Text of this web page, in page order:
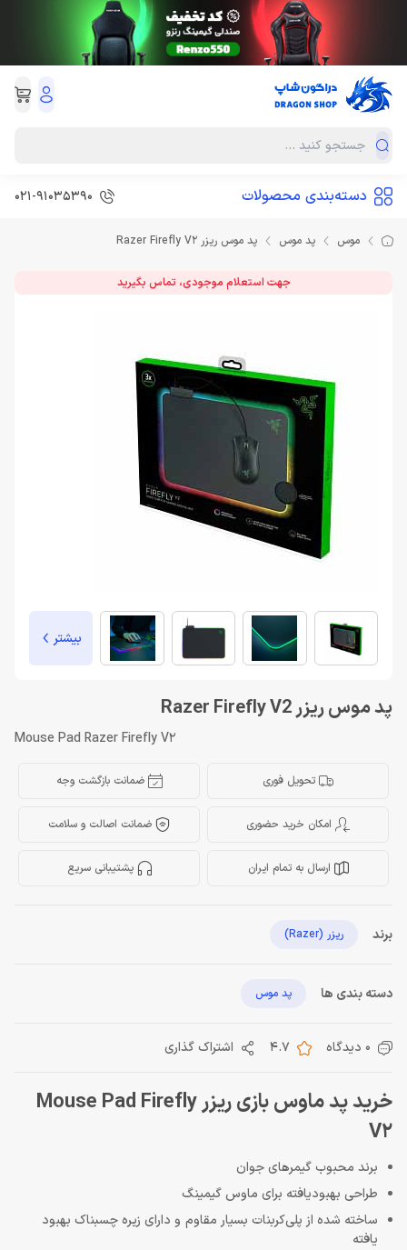
دسته‌بندی محصولات 021-91035390
موس پد موس پد موس ریزر Razer Firefly V2
جهت استعلام موجودی، تماس بگیرید
بیشتر
پد موس ریزر Razer Firefly V2
Mouse Pad Razer Firefly V2
تحویل فوری ضمانت بازگشت وجه
امکان خرید حضوری ضمانت اصالت و سلامت
ارسال به تمام ایران پشتیبانی سریع
برند ریزر (Razer)
دسته بندی ها پد موس
0 دیدگاه 4.7 اشتراک گذاری
خرید پد ماوس بازی ریزر Mouse Pad Firefly
V2
برند محبوب گیمرهای جوان
طراحی بهبودیافته برای ماوس گیمینگ
ساخته شده از پلی‌کربنات بسیار مقاوم و دارای زیره چسبناک بهبود
یافته